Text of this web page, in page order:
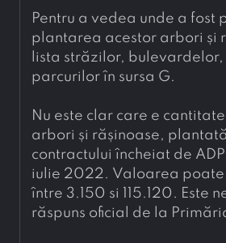
Pentru a vedea unde a fost
plantarea acestor arbori și
lista străzilor, bulevardelor,
parcurilor în sursa G.
Nu este clar care e
arbori și rășinoase,
contractului încheiat de ADP
iulie 2022. Valoarea poate
între 3.150 si 115.120. Este
răspuns oficial de la